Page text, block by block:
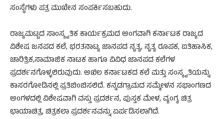
ಸಂಸ್ಥೆಗಳು ಪತ್ರ ಮುಖೇನ ಸಂಪರ್ಕಿಸಬಹುದು.
ರಾಜ್ಯಮಟ್ಟದ ಸಾಂಸ್ಕೃತಿಕ ಕಾರ್ಯಕ್ರಮದ ಅಂಗವಾಗಿ ಕರ್ನಾಟಕ ರಾಜ್ಯದ
ವಿಶೇಷ ಜನಪದ ಕಲೆ, ಭರತನಾಟ್ಯ ಜಾನಪದ ನೃತ್ಯ, ನೃತ್ಯ ರೂಪಕ, ಐತಿಹಾಸಿಕ,
ಚಾರಿತ್ರಿಕ,ಸಾಮಾಜಿಕ ನಾಟಕ ಹಾಗೂ ವಿವಿಧ ಜಾನಪದ ಕಲೆಗಳ
ಪ್ರದರ್ಶನಗೊಳ್ಳಲಿರುವುದು. ಅಖಿಲ ಕರ್ನಾಟಕದ ಕಲೆ ಮತ್ತು ಸಂಸ್ಕೃತಿಯನ್ನು
ಕಾಸರಗೋಡಿನಲ್ಲಿ ಪ್ರತಿಬಿಂಬಿಸಲಿದೆ. ಕನ್ನಡಗ್ರಾಮದ ಸಮ್ಮೇಳನ ಸಭಾಂಗಣದ
ಅಂಗಳದಲ್ಲಿ ವಿಶೇಷವಾಗಿ ವಸ್ತು ಪ್ರದರ್ಶನ, ಪುಸ್ತಕ ಮೇಳ, ವ್ಯಂಗ್ಯ ಚಿತ್ರ
ಛಾಯಾಚಿತ್ರ, ಚಿತ್ರಕಲಾ ಪ್ರದರ್ಶನವನ್ನು ಏರ್ಪಡಿಸಲಾಗಿದೆ.